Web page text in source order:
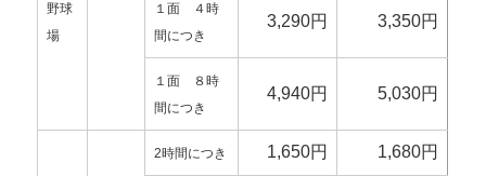
野球
場
１面
４時
間につき
3,290円 3,350円
１面
８時
間につき
4,940円 5,030円
2時間につき 1,650円 1,680円